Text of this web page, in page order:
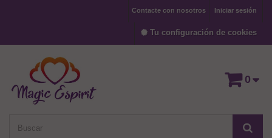
Iniciar sesión
Contacte con nosotros
Tu configuración de cookies
0